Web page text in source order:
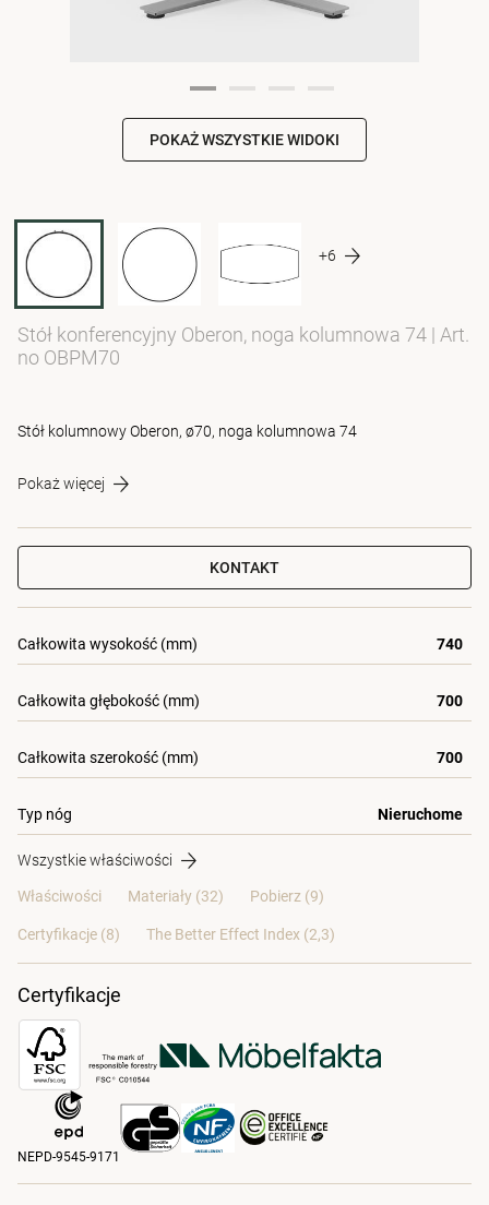
POKAŻ WSZYSTKIE WIDOKI
+6
Stół konferencyjny Oberon, noga kolumnowa 74 | Art.
no OBPM70
Stół kolumnowy Oberon, ø70, noga kolumnowa 74
Pokaż więcej
KONTAKT
Całkowita wysokość (mm) 740
Całkowita głębokość (mm) 700
Całkowita szerokość (mm) 700
Typ nóg Nieruchome
Wszystkie właściwości
Właściwości Materiały (32) Pobierz (9)
Certyfikacje (8) The Better Effect Index (2,3)
Certyfikacje
NEPD-9545-9171